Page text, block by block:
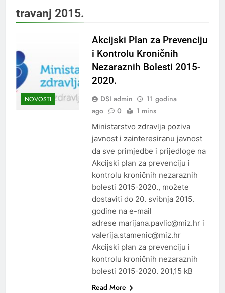
travanj 2015.
NOVOSTI
Akcijski Plan za Prevenciju
i Kontrolu Kroničnih
Nezaraznih Bolesti 2015-
2020.
DSI admin
11 godina
ago
0 1 mins
Ministarstvo zdravlja poziva
javnost i zainteresiranu javnost
da sve primjedbe i prijedloge na
Akcijski plan za prevenciju i
kontrolu kroničnih nezaraznih
bolesti 2015-2020., možete
dostaviti do 20. svibnja 2015.
godine na e-mail
adrese marijana.pavlic@miz.hr i
valerija.stamenic@miz.hr
Akcijski plan za prevenciju i
kontrolu kroničnih nezaraznih
bolesti 2015-2020. 201,15 kB
Read More